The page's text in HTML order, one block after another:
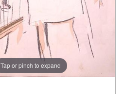
Tap or pinch to expand